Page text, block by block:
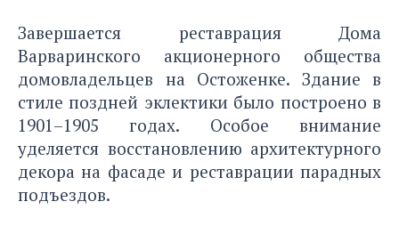
Завершается реставрация Дома
Варваринского акционерного общества
домовладельцев на Остоженке. Здание в
стиле поздней эклектики было построено в
1901–1905 годах. Особое внимание
уделяется восстановлению архитектурного
декора на фасаде и реставрации парадных
подъездов.